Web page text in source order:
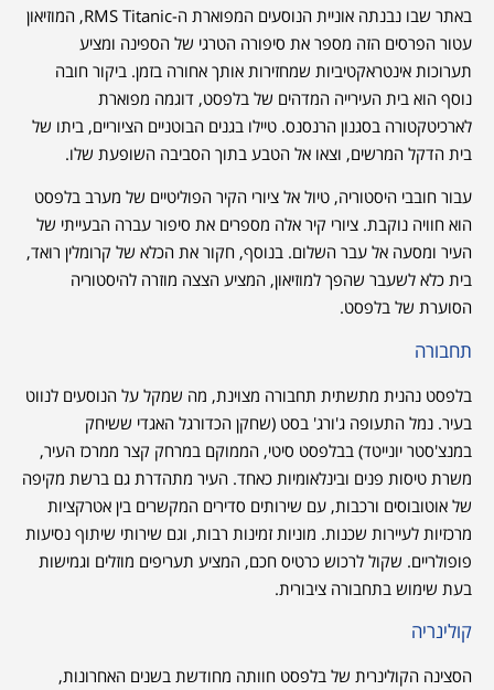
באתר שבו נבנתה אוניית הנוסעים המפוארת ה-RMS Titanic, המוזיאון
עטור הפרסים הזה מספר את סיפורה הטרגי של הספינה ומציע
תערוכות אינטראקטיביות שמחזירות אותך אחורה בזמן. ביקור חובה
נוסף הוא בית העירייה המדהים של בלפסט, דוגמה מפוארת
לארכיטקטורה בסגנון הרנסנס. טיילו בגנים הבוטניים הציוריים, ביתו של
בית הדקל המרשים, וצאו אל הטבע בתוך הסביבה השופעת שלו.
עבור חובבי היסטוריה, טיול אל ציורי הקיר הפוליטיים של מערב בלפסט
הוא חוויה נוקבת. ציורי קיר אלה מספרים את סיפור עברה הבעייתי של
העיר ומסעה אל עבר השלום. בנוסף, חקור את הכלא של קרומלין רואד,
בית כלא לשעבר שהפך למוזיאון, המציע הצצה מוזרה להיסטוריה
הסוערת של בלפסט.
תחבורה
בלפסט נהנית מתשתית תחבורה מצוינת, מה שמקל על הנוסעים לנווט
בעיר. נמל התעופה ג'ורג' בסט (שחקן הכדורגל האגדי ששיחק
במנצ'סטר יונייטד) בבלפסט סיטי, הממוקם במרחק קצר ממרכז העיר,
משרת טיסות פנים ובינלאומיות כאחד. העיר מתהדרת גם ברשת מקיפה
של אוטובוסים ורכבות, עם שירותים סדירים המקשרים בין אטרקציות
מרכזיות לעיירות שכנות. מוניות זמינות רבות, וגם שירותי שיתוף נסיעות
פופולריים. שקול לרכוש כרטיס חכם, המציע תעריפים מוזלים וגמישות
בעת שימוש בתחבורה ציבורית.
קולינריה
הסצינה הקולינרית של בלפסט חוותה מחודשת בשנים האחרונות,